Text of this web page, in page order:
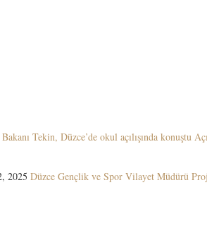
Tekin, Düzce’de okul açılışında konuştu
2025 Düzce Gençlik ve Spor Vilayet Müdürü